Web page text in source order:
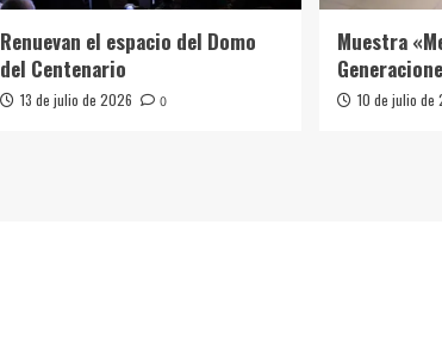
Renuevan el espacio del Domo
del Centenario
13 de julio de 2026 0
Muestra
10 de julio de